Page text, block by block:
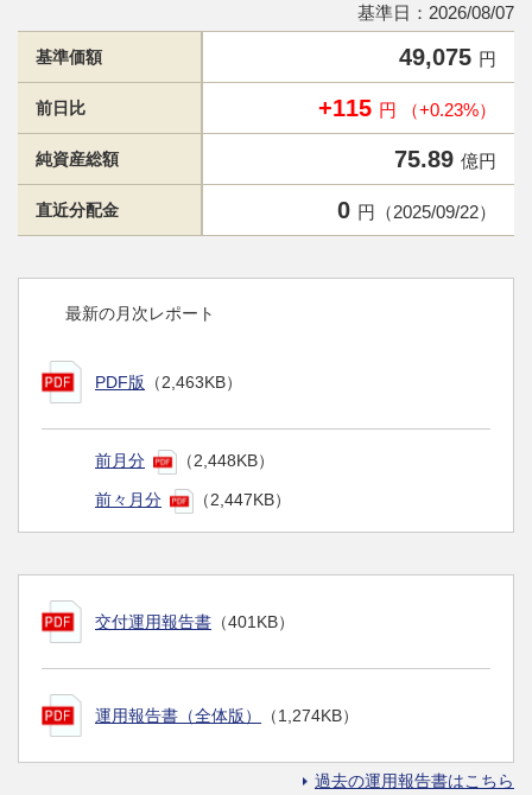
基準日：2026/08/07
基準価額 49,075 円
前日比 +115 円 （+0.23%）
純資産総額 75.89 億円
直近分配金 0 円（2025/09/22）
最新の月次レポート
PDF版 （2,463KB）
前月分 （2,448KB）
前々月分 （2,447KB）
交付運用報告書 （401KB）
運用報告書（全体版） （1,274KB）
過去の運用報告書はこちら